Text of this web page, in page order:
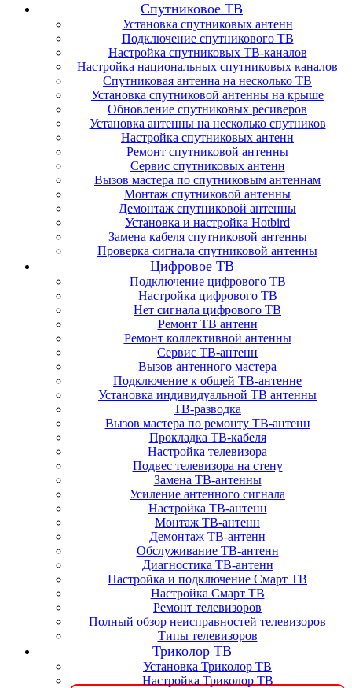
Спутниковое ТВ
Установка спутниковых антенн
Подключение спутникового ТВ
Настройка спутниковых ТВ-каналов
Настройка национальных спутниковых каналов
Спутниковая антенна на несколько ТВ
Установка спутниковой антенны на крыше
Обновление спутниковых ресиверов
Установка антенны на несколько спутников
Настройка спутниковых антенн
Ремонт спутниковой антенны
Сервис спутниковых антенн
Вызов мастера по спутниковым антеннам
Монтаж спутниковой антенны
Демонтаж спутниковой антенны
Установка и настройка Hotbird
Замена кабеля спутниковой антенны
Проверка сигнала спутниковой антенны
Цифровое ТВ
Подключение цифрового ТВ
Настройка цифрового ТВ
Нет сигнала цифрового ТВ
Ремонт ТВ антенн
Ремонт коллективной антенны
Сервис ТВ-антенн
Вызов антенного мастера
Подключение к общей ТВ-антенне
Установка индивидуальной ТВ антенны
ТВ-разводка
Вызов мастера по ремонту ТВ-антенн
Прокладка ТВ-кабеля
Настройка телевизора
Подвес телевизора на стену
Замена ТВ-антенны
Усиление антенного сигнала
Настройка ТВ-антенн
Монтаж ТВ-антенн
Демонтаж ТВ-антенн
Обслуживание ТВ-антенн
Диагностика ТВ-антенн
Настройка и подключение Смарт ТВ
Настройка Смарт ТВ
Ремонт телевизоров
Полный обзор неисправностей телевизоров
Типы телевизоров
Триколор ТВ
Установка Триколор ТВ
Настройка Триколор ТВ